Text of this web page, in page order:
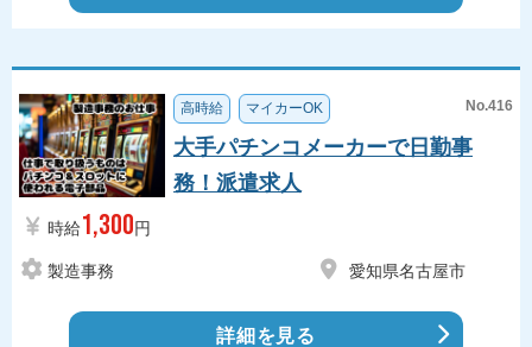
高時給 マイカーOK No.416
大手パチンコメーカーで日勤事
務！派遣求人
時給1,300円
製造事務 愛知県名古屋市
詳細を見る